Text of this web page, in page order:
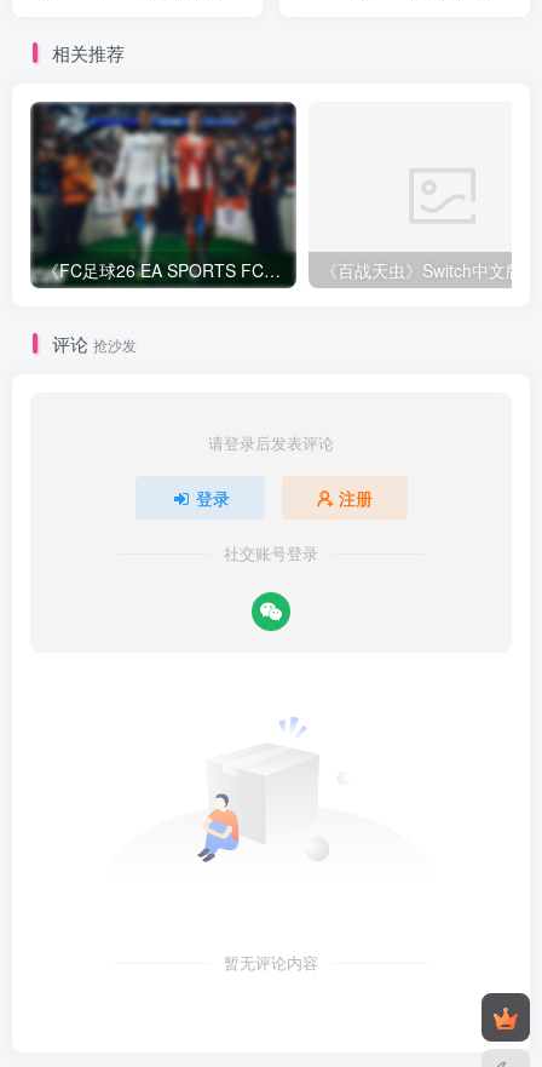
相关推荐
《FC足球26 EA SPORTS FC 26》Switch中文版下载+1.82.4264补丁+1DLC
评论 抢沙发
请登录后发表评论
登录 注册
社交账号登录
暂无评论内容